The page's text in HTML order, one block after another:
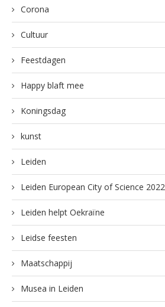
Corona
Cultuur
Feestdagen
Happy blaft mee
Koningsdag
kunst
Leiden
Leiden European City of Science 2022
Leiden helpt Oekraïne
Leidse feesten
Maatschappij
Musea in Leiden